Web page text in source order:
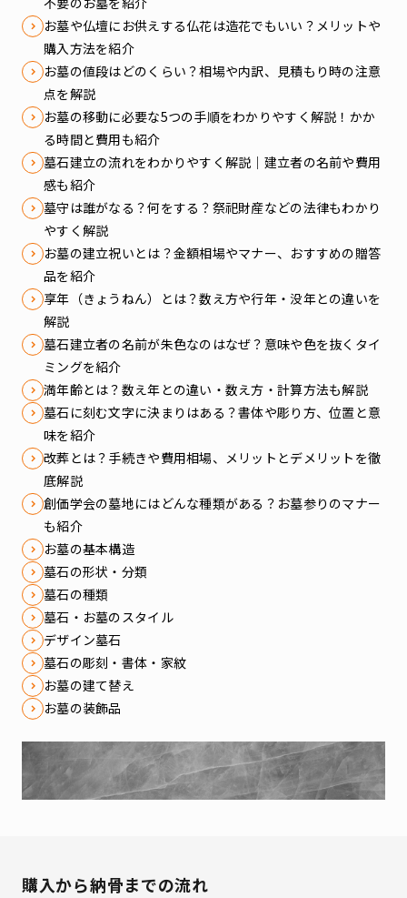
お墓や仏壇にお供えする仏花は造花でもいい？メリットや
購入方法を紹介
お墓の値段はどのくらい？相場や内訳、見積もり時の注意
点を解説
お墓の移動に必要な5つの手順をわかりやすく解説！かか
る時間と費用も紹介
墓石建立の流れをわかりやすく解説｜建立者の名前や費用
感も紹介
墓守は誰がなる？何をする？祭祀財産などの法律もわかり
やすく解説
お墓の建立祝いとは？金額相場やマナー、おすすめの贈答
品を紹介
享年（きょうねん）とは？数え方や行年・没年との違いを
解説
墓石建立者の名前が朱色なのはなぜ？意味や色を抜くタイ
ミングを紹介
満年齢とは？数え年との違い・数え方・計算方法も解説
墓石に刻む文字に決まりはある？書体や彫り方、位置と意
味を紹介
改葬とは？手続きや費用相場、メリットとデメリットを徹
底解説
創価学会の墓地にはどんな種類がある？お墓参りのマナー
も紹介
お墓の基本構造
墓石の形状・分類
墓石の種類
墓石・お墓のスタイル
デザイン墓石
墓石の彫刻・書体・家紋
お墓の建て替え
お墓の装飾品
購入から納骨までの流れ